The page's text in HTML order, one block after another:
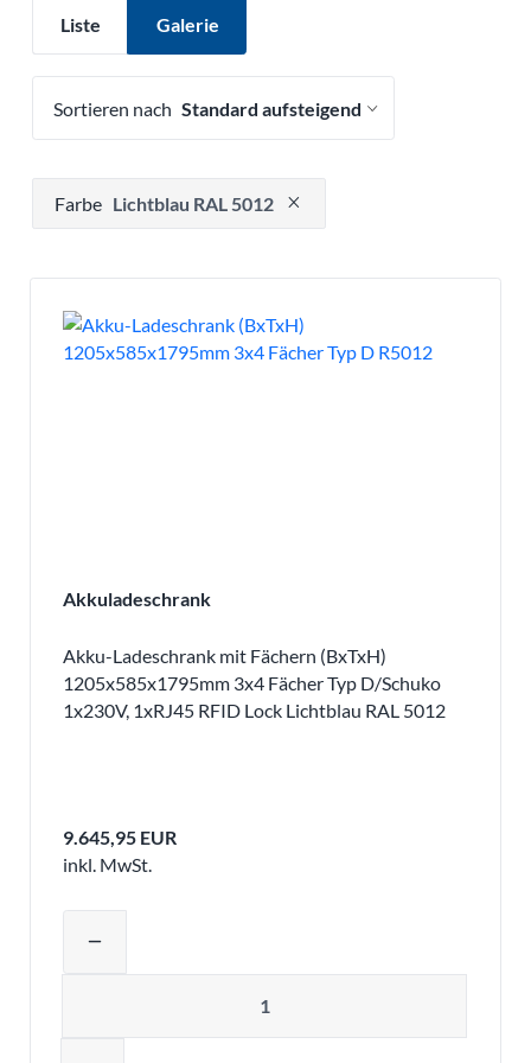
Liste Galerie
Sortieren nach
Drücken, um Filteroption zu entfernen
Farbe Lichtblau RAL 5012
Akkuladeschrank
Akku-Ladeschrank mit Fächern (BxTxH)
1205x585x1795mm 3x4 Fächer Typ D/Schuko
1x230V, 1xRJ45 RFID Lock Lichtblau RAL 5012
9.645,95 EUR
inkl. MwSt.
remove